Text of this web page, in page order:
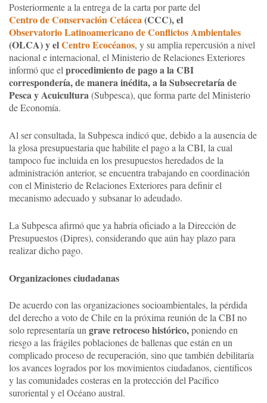
Posteriormente a la entrega de la carta por parte del
Centro de Conservación Cetácea(CCC), el
Observatorio Latinoamericano de Conflictos Ambientales
(OLCA) y elCentro Ecocéanos, y su amplia repercusión a nivel
nacional e internacional, el Ministerio de Relaciones Exteriores
informó que elprocedimiento de pago a la CBI
correspondería, de manera inédita, a la Subsecretaría de
Pesca y Acuicultura(Subpesca), que forma parte del Ministerio
de Economía.
Al ser consultada, la Subpesca indicó que, debido a la ausencia de
la glosa presupuestaria que habilite el pago a la CBI, la cual
tampoco fue incluida en los presupuestos heredados de la
administración anterior, se encuentra trabajando en coordinación
con el Ministerio de Relaciones Exteriores para definir el
mecanismo adecuado y subsanar lo adeudado.
La Subpesca afirmó que ya habría oficiado a la Dirección de
Presupuestos (Dipres), considerando que aún hay plazo para
realizar dicho pago.
Organizaciones ciudadanas
De acuerdo con las organizaciones socioambientales, la pérdida
del derecho a voto de Chile en la próxima reunión de la CBI no
solo representaría ungrave retroceso histórico,poniendo en
riesgo a las frágiles poblaciones de ballenas que están en un
complicado proceso de recuperación, sino que también debilitaría
los avances logrados por los movimientos ciudadanos, científicos
y las comunidades costeras en la protección del Pacífico
suroriental y el Océano austral.